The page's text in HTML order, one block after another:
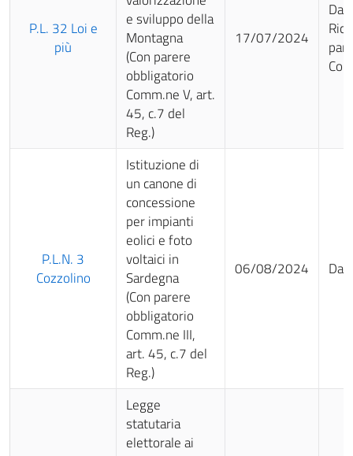
P.L. 32 Loi e
più
e sviluppo della
Montagna
(Con parere
obbligatorio
Comm.ne V, art.
45, c.7 del
Reg.)
17/07/2024
Da
P.L.N. 3
Cozzolino
Istituzione di
un canone di
concessione
per impianti
eolici e foto
voltaici in
Sardegna
(Con parere
obbligatorio
Comm.ne III,
art. 45, c.7 del
Reg.)
06/08/2024 Da
Legge
statutaria
elettorale ai